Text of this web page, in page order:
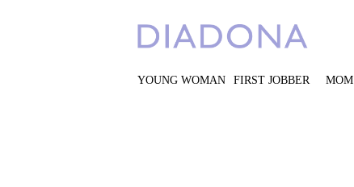
YOUNG WOMAN FIRST JOBBER MOM